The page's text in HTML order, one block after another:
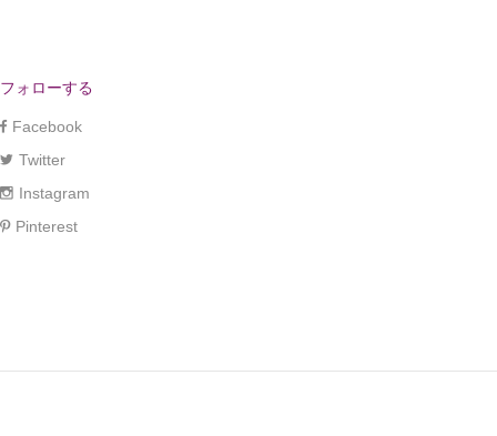
フォローする
Facebook
Twitter
Instagram
Pinterest